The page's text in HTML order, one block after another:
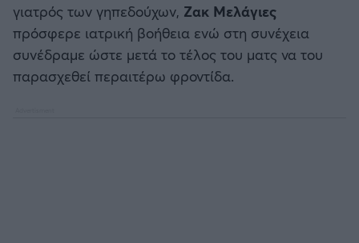
Λίβερπουλ
Τσέλσι
Ολυμπιακοί Αγώνες Μπάσκετ
ΟΠΑΠ BASKET LEAGUE
γιατρός των γηπεδούχων, Ζακ Μελάγιες
πρόσφερε ιατρική βοήθεια ενώ στη συνέχεια
συνέδραμε ώστε μετά το τέλος του ματς να του
παρασχεθεί περαιτέρω φροντίδα.